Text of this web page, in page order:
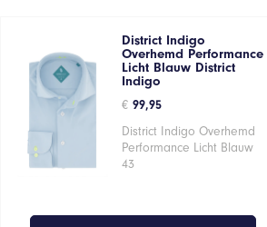
District Indigo
Overhemd Performance
Licht Blauw District
Indigo
€ 99,95
District Indigo Overhemd
Performance Licht Blauw
43